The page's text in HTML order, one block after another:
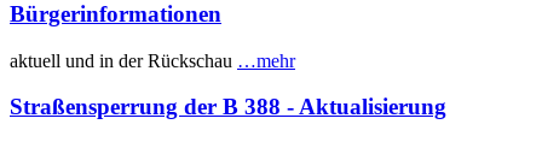
Bürgerinformationen
aktuell und in der Rückschau …mehr
Straßensperrung der B 388 - Aktualisierung